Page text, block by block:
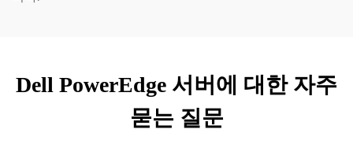
Dell PowerEdge 서버에 대한 자주
묻는 질문